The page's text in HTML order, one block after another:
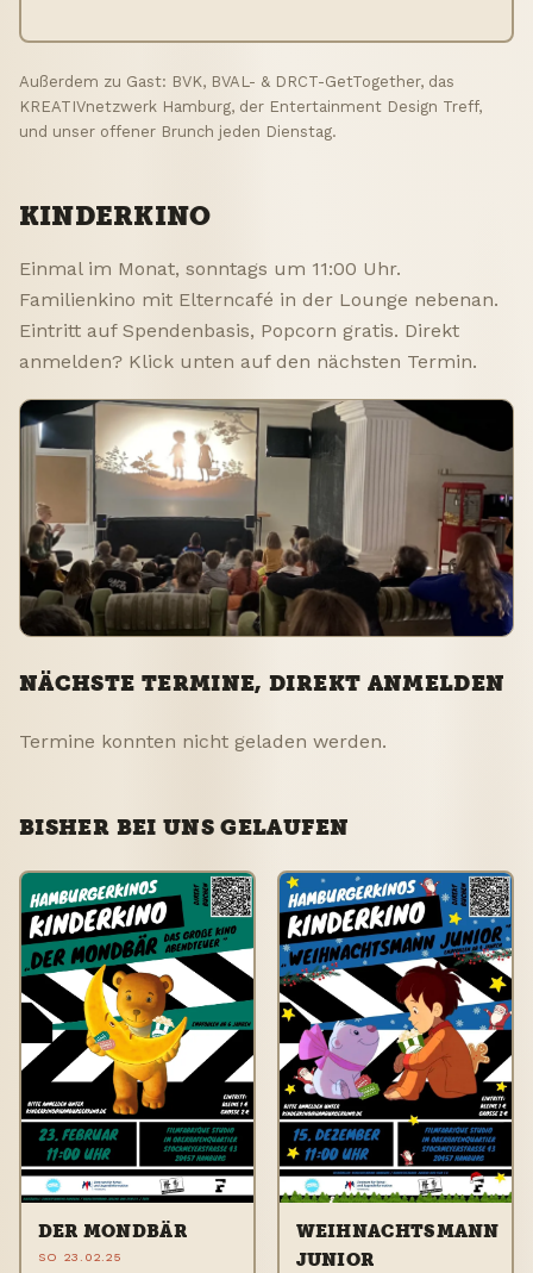
Außerdem zu Gast: BVK, BVAL- & DRCT-GetTogether, das
KREATIVnetzwerk Hamburg, der Entertainment Design Treff,
und unser offener Brunch jeden Dienstag.
KINDERKINO
Einmal im Monat, sonntags um 11:00 Uhr.
Familienkino mit Elterncafé in der Lounge nebenan.
Eintritt auf Spendenbasis, Popcorn gratis. Direkt
anmelden? Klick unten auf den nächsten Termin.
NÄCHSTE TERMINE, DIREKT ANMELDEN
Termine konnten nicht geladen werden.
BISHER BEI UNS GELAUFEN
DER MONDBÄR
SO 23.02.25
WEIHNACHTSMANN
JUNIOR